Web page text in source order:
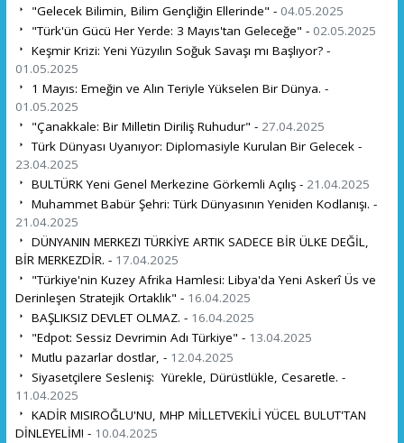
"Gelecek Bilimin, Bilim Gençliğin Ellerinde" - 04.05.2025
"Türk'ün Gücü Her Yerde: 3 Mayıs'tan Geleceğe" - 02.05.2025
Keşmir Krizi: Yeni Yüzyılın Soğuk Savaşı mı Başlıyor? -
01.05.2025
1 Mayıs: Emeğin ve Alın Teriyle Yükselen Bir Dünya. -
01.05.2025
"Çanakkale: Bir Milletin Diriliş Ruhudur" - 27.04.2025
Türk Dünyası Uyanıyor: Diplomasiyle Kurulan Bir Gelecek -
23.04.2025
BULTÜRK Yeni Genel Merkezine Görkemli Açılış - 21.04.2025
Muhammet Babür Şehri: Türk Dünyasının Yeniden Kodlanışı. -
21.04.2025
DÜNYANIN MERKEZI TÜRKİYE ARTIK SADECE BİR ÜLKE DEĞİL,
BİR MERKEZDİR. - 17.04.2025
"Türkiye'nin Kuzey Afrika Hamlesi: Libya'da Yeni Askerî Üs ve
Derinleşen Stratejik Ortaklık" - 16.04.2025
BAŞLIKSIZ DEVLET OLMAZ. - 16.04.2025
"Edpot: Sessiz Devrimin Adı Türkiye" - 13.04.2025
Mutlu pazarlar dostlar, - 12.04.2025
Siyasetçilere Sesleniş: Yürekle, Dürüstlükle, Cesaretle. -
11.04.2025
KADİR MISIROĞLU'NU, MHP MİLLETVEKİLİ YÜCEL BULUT'TAN
DİNLEYELİM! - 10.04.2025